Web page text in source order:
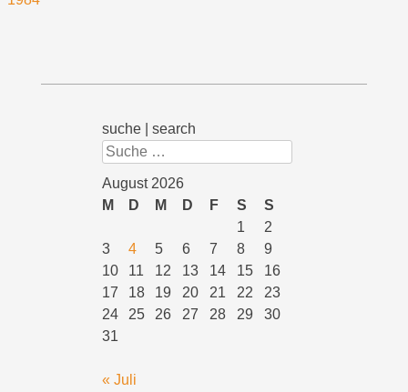
suche | search
Suchen
August 2026
M
D M D F S
S
1
2
3
4 5 6 7 8
9
10
11 12 13 14 15
16
17
18 19 20 21 22
23
24
25 26 27 28 29
30
31
« Juli